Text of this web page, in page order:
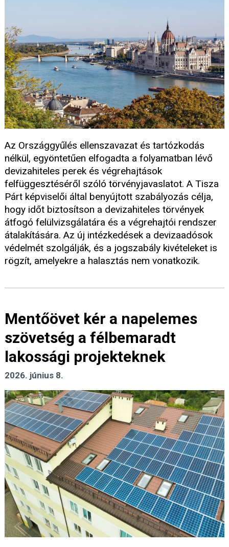
Az Országgyűlés ellenszavazat és tartózkodás
nélkül, egyöntetűen elfogadta a folyamatban lévő
devizahiteles perek és végrehajtások
felfüggesztéséről szóló törvényjavaslatot. A Tisza
Párt képviselői által benyújtott szabályozás célja,
hogy időt biztosítson a devizahiteles törvények
átfogó felülvizsgálatára és a végrehajtói rendszer
átalakítására. Az új intézkedések a devizaadósok
védelmét szolgálják, és a jogszabály kivételeket is
rögzít, amelyekre a halasztás nem vonatkozik.
Mentőövet kér a napelemes
szövetség a félbemaradt
lakossági projekteknek
2026. június 8.